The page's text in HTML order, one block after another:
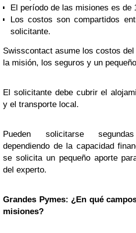
El período de las misiones es de
Los costos son compartidos
solicitante.
Swisscontact asume los costos
la misión, los seguros y un
El solicitante debe cubrir el
y el transporte local.
Pueden solicitarse
dependiendo de la capacidad
se solicita un pequeño aporte
del experto.
Grandes Pymes: ¿En qué
misiones?